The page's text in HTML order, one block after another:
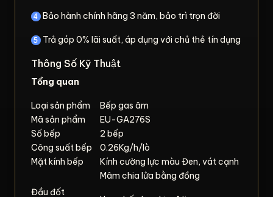
Bảo hành chính hãng 3 năm, bảo trì trọn đời
Trả góp 0% lãi suất, áp dụng với chủ thẻ tín dụng
Thông Số Kỹ Thuật
Tổng quan
Loại sản phẩm
Bếp gas âm
Mã sản phẩm
EU-GA276S
Số bếp
2 bếp
Công suất bếp
0.26Kg/h/lò
Mặt kính bếp
Kính cường lực màu Đen, vát cạnh
Đầu đốt
Mâm chia lửa bằng đồng